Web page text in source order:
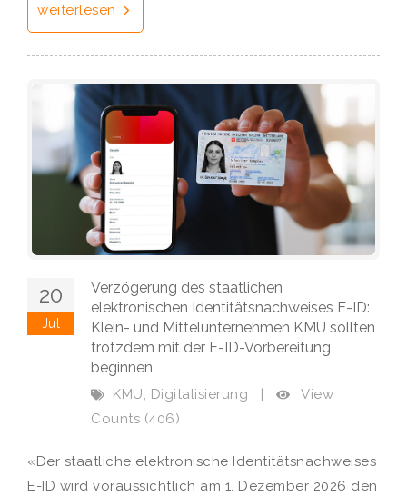
weiterlesen
20
Jul
Verzögerung des staatlichen
elektronischen Identitätsnachweises E-ID:
Klein- und Mittelunternehmen KMU sollten
trotzdem mit der E-ID-Vorbereitung
beginnen
KMU, Digitalisierung
View
Counts (406)
«Der staatliche elektronische Identitätsnachweises
E-ID wird voraussichtlich am 1. Dezember 2026 den